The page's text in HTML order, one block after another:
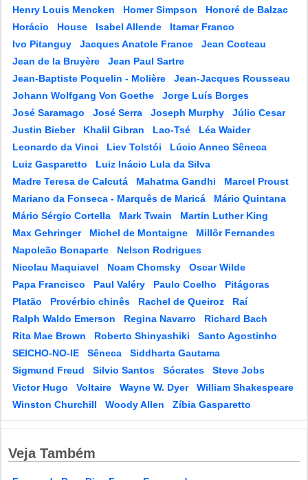
Henry Louis Mencken
Homer Simpson
Honoré de Balzac
Horácio
House Isabel Allende
Itamar Franco
Ivo Pitanguy
Jacques Anatole France
Jean Cocteau
Jean de la Bruyère
Jean Paul Sartre
Jean-Baptiste Poquelin - Molière
Jean-Jacques Rousseau
Johann Wolfgang Von Goethe
Jorge Luís Borges
José Saramago
José Serra Joseph Murphy
Júlio Cesar
Justin Bieber
Khalil Gibran Lao-Tsé
Léa Waider
Leonardo da Vinci
Liev Tolstói
Lúcio Anneo Sêneca
Luiz Gasparetto
Luiz Inácio Lula da Silva
Madre Teresa de Calcutá
Mahatma Gandhi
Marcel Proust
Mariano da Fonseca - Marquês de Maricá
Mário Quintana
Mário Sérgio Cortella
Mark Twain
Martin Luther King
Max Gehringer
Michel de Montaigne
Millôr Fernandes
Napoleão Bonaparte
Nelson Rodrigues
Nicolau Maquiavel
Noam Chomsky
Oscar Wilde
Papa Francisco
Paul Valéry Paulo Coelho
Pitágoras
Platão
Provérbio chinês Rachel de Queiroz
Raí
Ralph Waldo Emerson
Regina Navarro
Richard Bach
Rita Mae Brown
Roberto Shinyashiki
Santo Agostinho
SEICHO-NO-IE
Sêneca
Siddharta Gautama
Sigmund Freud
Silvio Santos Sócrates
Steve Jobs
Victor Hugo
Voltaire Wayne W. Dyer
William Shakespeare
Winston Churchill
Woody Allen Zíbia Gasparetto
Veja Também